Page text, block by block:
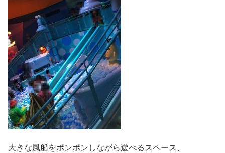
大きな風船をポンポンしながら遊べるスペース、